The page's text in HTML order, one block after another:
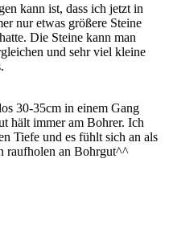
kann ist, dass ich jetzt in
nur etwas größere Steine
Die Steine kann man
und sehr viel kleine
30-35cm in einem Gang
hält immer am Bohrer. Ich
Tiefe und es fühlt sich an als
raufholen an Bohrgut^^